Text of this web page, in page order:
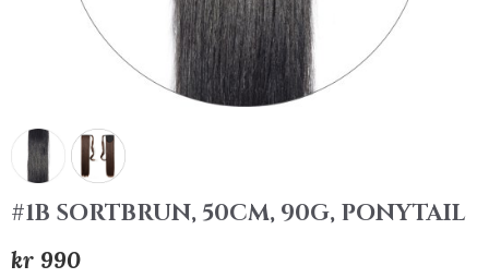
#1B SORTBRUN, 50CM, 90G, PONYTAIL
kr 990